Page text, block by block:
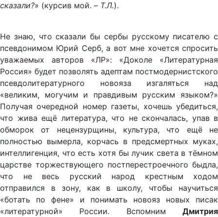
сказали?» (курсив мой. – Т.Л.).
Не знаю, что сказали бы сербы русскому писателю с
псевдонимом Юрий Серб, а вот мне хочется спросить
уважаемых авторов «ЛР»: «Доколе «Литературная
Россия» будет позволять адептам постмодернистского
псевдолитературного новояза изгаляться над
«великим, могучим и правдивым русским языком?»
Получая очередной номер газеты, хочешь убедиться,
что жива ещё литература, что не скончалась, упав в
обморок от нецензурщины, культура, что ещё не
полностью вымерла, корчась в предсмертных муках,
интеллигенция, что есть хотя бы лучик света в тёмном
царстве торжествующего постперестроечного быдла,
что не весь русский народ крестным ходом
отправился в зону, как в школу, чтобы научиться
«ботать по фене» и понимать новояз новых писак
«литературной» России. Вспомним Дмитрия